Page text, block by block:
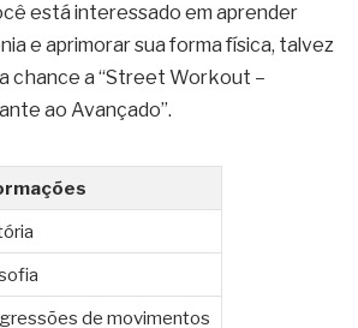
está interessado em aprender
e aprimorar sua forma física, talvez
chance a “Street Workout –
ao Avançado”.
de movimentos